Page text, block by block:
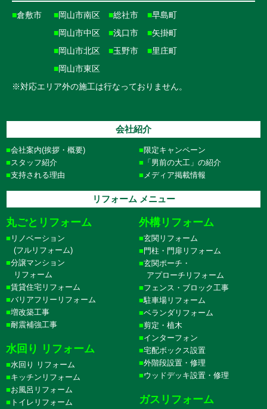
■倉敷市 ■岡山市南区
■岡山市中区
■岡山市北区
■岡山市東区
■総社市
■浅口市
■玉野市
■早島町
■矢掛町
■里庄町
※対応エリア外の施工は行なっておりません。
会社紹介
会社案内(挨拶・概要)
スタッフ紹介
支持される理由
限定キャンペーン
「男前の大工」の紹介
メディア掲載情報
リフォーム メニュー
丸ごとリフォーム
リノベーション
(フルリフォーム)
分譲マンション
リフォーム
賃貸住宅リフォーム
バリアフリーリフォーム
増改築工事
耐震補強工事
水回り リフォーム
水回り リフォーム
キッチンリフォーム
お風呂リフォーム
トイレリフォーム
外構リフォーム
玄関リフォーム
門柱・門扉リフォーム
玄関ポーチ・
アプローチリフォーム
フェンス・ブロック工事
駐車場リフォーム
ベランダリフォーム
剪定・植木
インターフォン
宅配ボックス設置
外階段設置・修理
ウッドデッキ設置・修理
ガスリフォーム